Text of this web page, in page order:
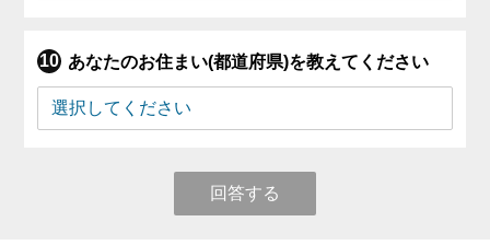
あなたのお住まい(都道府県)を教えてください
回答する